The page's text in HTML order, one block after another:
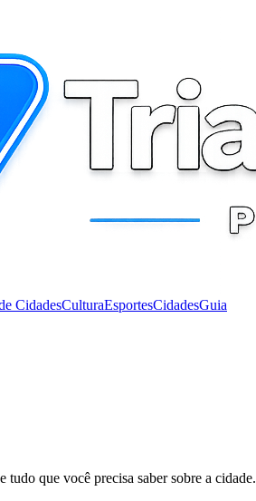
CidadesCulturaEsportesCidadesGuia
que você precisa saber sobre a cidade.